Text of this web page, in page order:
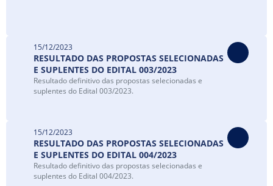
15/12/2023
RESULTADO DAS PROPOSTAS SELECIONADAS
E SUPLENTES DO EDITAL 003/2023
Resultado definitivo das propostas selecionadas e
suplentes do Edital 003/2023.
15/12/2023
RESULTADO DAS PROPOSTAS SELECIONADAS
E SUPLENTES DO EDITAL 004/2023
Resultado definitivo das propostas selecionadas e
suplentes do Edital 004/2023.